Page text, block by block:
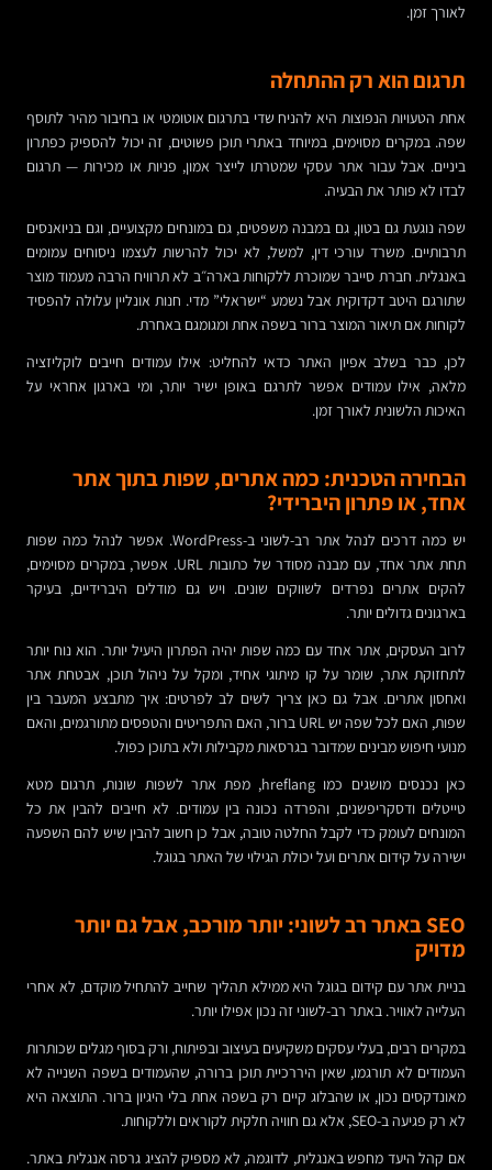
לאורך זמן.
תרגום הוא רק ההתחלה
אחת הטעויות הנפוצות היא להניח שדי בתרגום אוטומטי או בחיבור מהיר לתוסף
שפה. במקרים מסוימים, במיוחד באתרי תוכן פשוטים, זה יכול להספיק כפתרון
ביניים. אבל עבור אתר עסקי שמטרתו לייצר אמון, פניות או מכירות — תרגום
לבדו לא פותר את הבעיה.
שפה נוגעת גם בטון, גם במבנה משפטים, גם במונחים מקצועיים, וגם בניואנסים
תרבותיים. משרד עורכי דין, למשל, לא יכול להרשות לעצמו ניסוחים עמומים
באנגלית. חברת סייבר שמוכרת ללקוחות בארה״ב לא תרוויח הרבה מעמוד מוצר
שתורגם היטב דקדוקית אבל נשמע “ישראלי” מדי. חנות אונליין עלולה להפסיד
לקוחות אם תיאור המוצר ברור בשפה אחת ומגומגם באחרת.
לכן, כבר בשלב אפיון האתר כדאי להחליט: אילו עמודים חייבים לוקליזציה
מלאה, אילו עמודים אפשר לתרגם באופן ישיר יותר, ומי בארגון אחראי על
האיכות הלשונית לאורך זמן.
הבחירה הטכנית: כמה אתרים, שפות בתוך אתר
אחד, או פתרון היברידי?
יש כמה דרכים לנהל אתר רב-לשוני ב-WordPress. אפשר לנהל כמה שפות
תחת אתר אחד, עם מבנה מסודר של כתובות URL. אפשר, במקרים מסוימים,
להקים אתרים נפרדים לשווקים שונים. ויש גם מודלים היברידיים, בעיקר
בארגונים גדולים יותר.
לרוב העסקים, אתר אחד עם כמה שפות יהיה הפתרון היעיל יותר. הוא נוח יותר
לתחזוקת אתר, שומר על קו מיתוגי אחיד, ומקל על ניהול תוכן, אבטחת אתר
ואחסון אתרים. אבל גם כאן צריך לשים לב לפרטים: איך מתבצע המעבר בין
שפות, האם לכל שפה יש URL ברור, האם התפריטים והטפסים מתורגמים, והאם
מנועי חיפוש מבינים שמדובר בגרסאות מקבילות ולא בתוכן כפול.
כאן נכנסים מושגים כמו hreflang, מפת אתר לשפות שונות, תרגום מטא
טייטלים ודסקריפשנים, והפרדה נכונה בין עמודים. לא חייבים להבין את כל
המונחים לעומק כדי לקבל החלטה טובה, אבל כן חשוב להבין שיש להם השפעה
ישירה על קידום אתרים ועל יכולת הגילוי של האתר בגוגל.
SEO באתר רב לשוני: יותר מורכב, אבל גם יותר
מדויק
בניית אתר עם קידום בגוגל היא ממילא תהליך שחייב להתחיל מוקדם, לא אחרי
העלייה לאוויר. באתר רב-לשוני זה נכון אפילו יותר.
במקרים רבים, בעלי עסקים משקיעים בעיצוב ובפיתוח, ורק בסוף מגלים שכותרות
העמודים לא תורגמו, שאין היררכיית תוכן ברורה, שהעמודים בשפה השנייה לא
מאונדקסים נכון, או שהבלוג קיים רק בשפה אחת בלי היגיון ברור. התוצאה היא
לא רק פגיעה ב-SEO, אלא גם חוויה חלקית לקוראים וללקוחות.
אם קהל היעד מחפש באנגלית, לדוגמה, לא מספיק להציג גרסה אנגלית באתר.